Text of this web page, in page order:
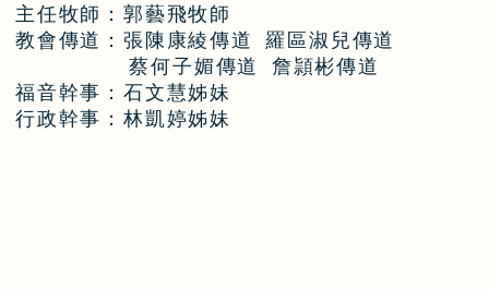
主任牧師：郭藝飛牧師
​教會傳道：張陳康綾傳道 羅區淑兒傳道
蔡何子媚傳道 詹頴彬傳道
福音幹事：石文慧姊妹
​行政幹事：林凱婷姊妹